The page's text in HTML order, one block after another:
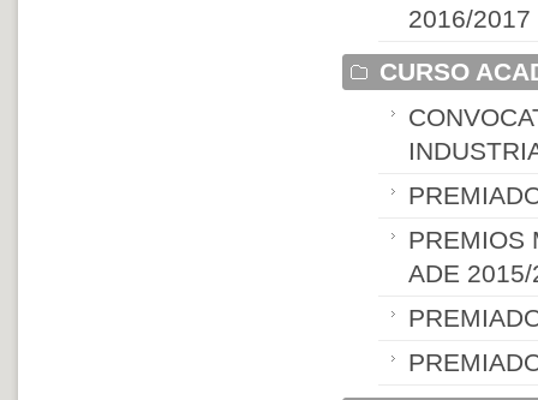
2016/2017
CURSO
PREMIOS
ADE